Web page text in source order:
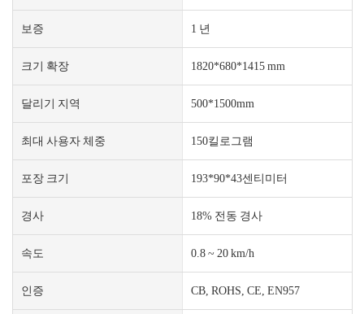
보증 1 년
크기 확장 1820*680*1415 mm
달리기 지역 500*1500mm
최대 사용자 체중 150킬로그램
포장 크기 193*90*43센티미터
경사 18% 전동 경사
속도 0.8 ~ 20 km/h
인증 CB, ROHS, CE, EN957